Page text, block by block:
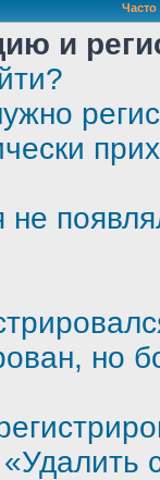
и
но